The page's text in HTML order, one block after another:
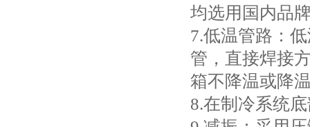
均选用国内品
7.低温管路：
管，直接焊接
箱不降温或降
8.在制冷系统